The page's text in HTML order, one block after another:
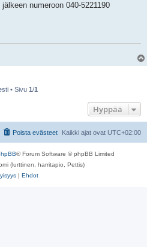
numeroon 040-5221190
• Sivu 1/1
Hyppää
Kaikki ajat ovat UTC+02:00
Poista evästeet
® Forum Software © phpBB Limited
(lurttinen, harritapio, Pettis)
| Ehdot